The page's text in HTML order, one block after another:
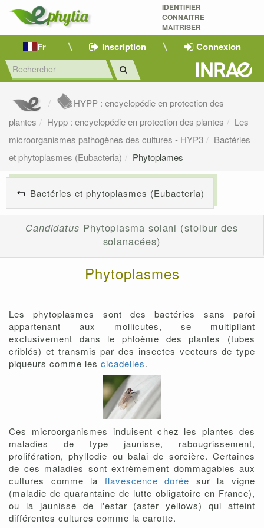
IDENTIFIER
CONNAÎTRE
MAÎTRISER
Fr Inscription Connexion
HYPP : encyclopédie en protection des
plantes
Hypp : encyclopédie en protection des plantes
Les
microorganismes pathogènes des cultures - HYP3
Bactéries
et phytoplasmes (Eubacteria)
Phytoplames
Bactéries et phytoplasmes (Eubacteria)
Candidatus Phytoplasma solani (stolbur des
solanacées)
Phytoplasmes
Les phytoplasmes sont des bactéries sans paroi
appartenant aux mollicutes, se multipliant
exclusivement dans le phloème des plantes (tubes
criblés) et transmis par des insectes vecteurs de type
piqueurs comme les cicadelles.
Ces microorganismes induisent chez les plantes des
maladies de type jaunisse, rabougrissement,
prolifération, phyllodie ou balai de sorcière. Certaines
de ces maladies sont extrèmement dommagables aux
cultures comme la flavescence dorée sur la vigne
(maladie de quarantaine de lutte obligatoire en France),
ou la jaunisse de l'estar (aster yellows) qui atteint
différentes cultures comme la carotte.